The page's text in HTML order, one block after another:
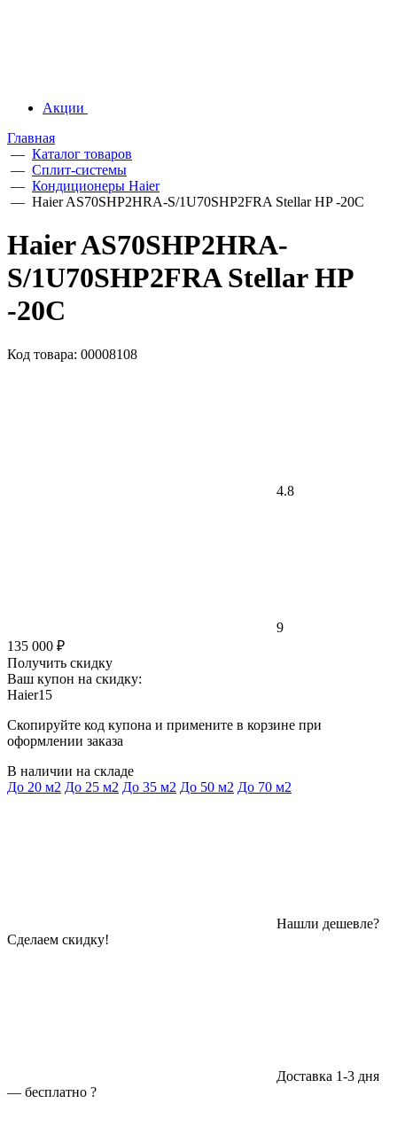
Акции
Главная
— Каталог товаров
— Сплит-системы
— Кондиционеры Haier
— Haier AS70SHP2HRA-S/1U70SHP2FRA Stellar HP -20С
Haier AS70SHP2HRA-
S/1U70SHP2FRA Stellar HP
-20С
Код товара: 00008108
4.8
9
135 000 ₽
Получить скидку
Ваш купон на скидку:
Haier15
Скопируйте код купона и примените в корзине при
оформлении заказа
В наличии на складе
До 20 м2 До 25 м2 До 35 м2 До 50 м2 До 70 м2
Нашли дешевле?
Сделаем скидку!
Доставка 1-3 дня
— бесплатно ?